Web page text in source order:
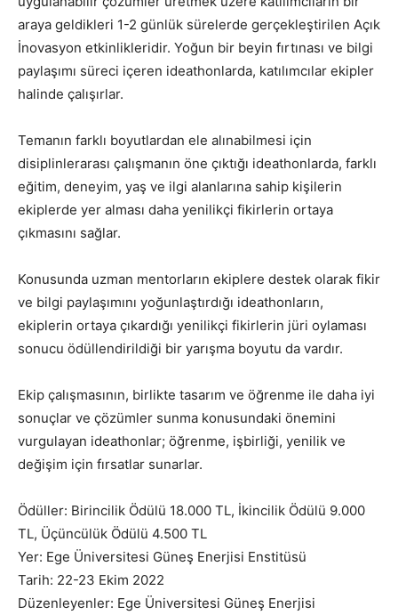
araya geldikleri 1-2 günlük sürelerde gerçekleştirilen Açık
İnovasyon etkinlikleridir. Yoğun bir beyin fırtınası ve bilgi
paylaşımı süreci içeren ideathonlarda, katılımcılar ekipler
halinde çalışırlar.
Temanın farklı boyutlardan ele alınabilmesi için
disiplinlerarası çalışmanın öne çıktığı ideathonlarda, farklı
eğitim, deneyim, yaş ve ilgi alanlarına sahip kişilerin
ekiplerde yer alması daha yenilikçi fikirlerin ortaya
çıkmasını sağlar.
Konusunda uzman mentorların ekiplere destek olarak fikir
ve bilgi paylaşımını yoğunlaştırdığı ideathonların,
ekiplerin ortaya çıkardığı yenilikçi fikirlerin jüri oylaması
sonucu ödüllendirildiği bir yarışma boyutu da vardır.
Ekip çalışmasının, birlikte tasarım ve öğrenme ile daha iyi
sonuçlar ve çözümler sunma konusundaki önemini
vurgulayan ideathonlar; öğrenme, işbirliği, yenilik ve
değişim için fırsatlar sunarlar.
Ödüller: Birincilik Ödülü 18.000 TL, İkincilik Ödülü 9.000
TL, Üçüncülük Ödülü 4.500 TL
Yer: Ege Üniversitesi Güneş Enerjisi Enstitüsü
Tarih: 22-23 Ekim 2022
Düzenleyenler: Ege Üniversitesi Güneş Enerjisi